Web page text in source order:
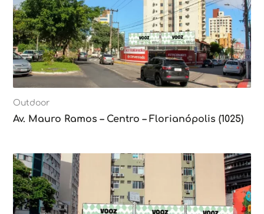
Outdoor
Av. Mauro Ramos – Centro – Florianópolis (1025)